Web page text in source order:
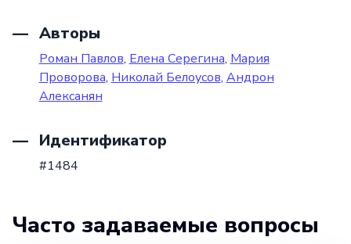
Авторы
Роман Павлов, Елена Серегина, Мария
Проворова, Николай Белоусов, Андрон
Алексанян
Идентификатор
#1484
Часто задаваемые вопросы